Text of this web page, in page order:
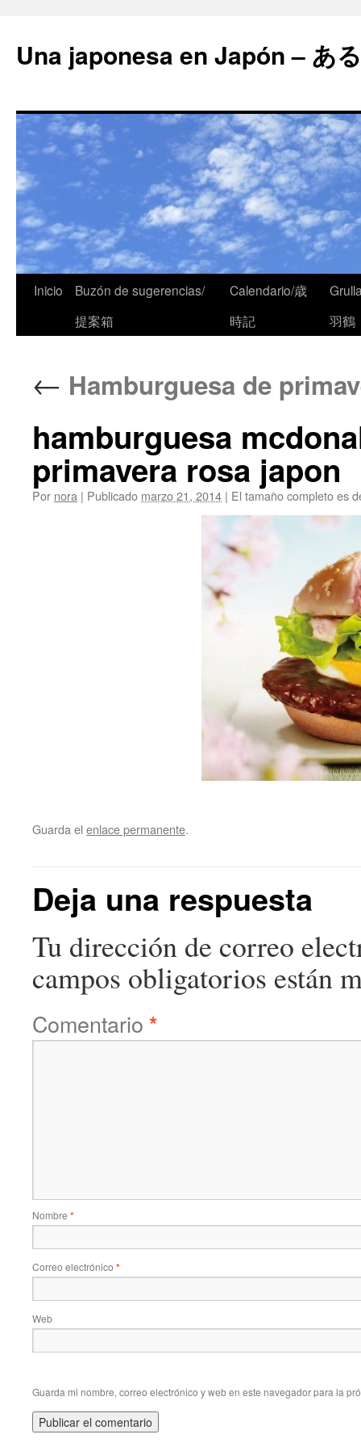
Una japonesa en Japón – あ
Inicio
Buzón de sugerencias/
提案箱
Calendario/歳
時記
羽鶴
← Hamburguesa de
hamburguesa
primavera rosa japon
Por nora | Publicado marzo 21, 2014 | El tamaño completo es
Guarda el enlace permanente.
Deja una respuesta
Tu dirección de correo
campos obligatorios están
Comentario *
Nombre *
Correo electrónico *
Web
Guarda mi nombre, correo electrónico y web en este navegador para la